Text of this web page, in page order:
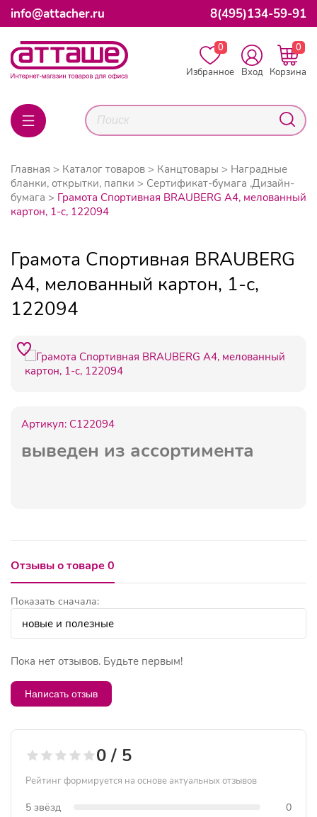
info@attacher.ru 8(495)134-59-91
0
Избранное
Вход
0
Корзина
Главная Каталог товаров Канцтовары
Наградные
бланки, открытки, папки
Сертификат-бумага ,Дизайн-
бумага
Грамота Спортивная BRAUBERG А4, мелованный
картон, 1-с, 122094
Грамота Спортивная BRAUBERG
А4, мелованный картон, 1-с,
122094
Артикул: C122094
выведен из ассортимента
Отзывы о товаре 0
Показать сначала:
Пока нет отзывов. Будьте первым!
Написать отзыв
0 / 5
Рейтинг формируется на основе актуальных отзывов
5 звёзд
0